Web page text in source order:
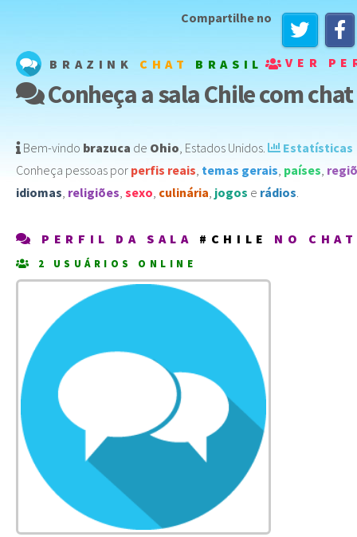
BRAZINK CHAT BRASIL VER
Compartilhe no
Conheça a sala Chile com
Bem-vindo brazuca de Ohio Estados Unidos
Estatísticas
Conheça pessoas por perfis reais temas gerais países
idiomas religiões sexo culinária jogos e rádios
PERFIL DA SALA #CHILE NO CHAT
2 USUÁRIOS ONLINE